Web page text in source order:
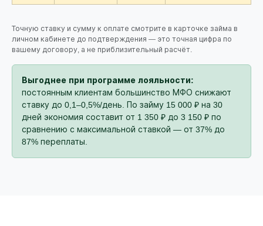
Точную ставку и сумму к оплате смотрите в карточке займа в
личном кабинете до подтверждения — это точная цифра по
вашему договору, а не приблизительный расчёт.
Выгоднее при программе лояльности:
постоянным клиентам большинство МФО снижают
ставку до 0,1–0,5%/день. По займу 15 000 ₽ на 30
дней экономия составит от 1 350 ₽ до 3 150 ₽ по
сравнению с максимальной ставкой — от 37% до
87% переплаты.